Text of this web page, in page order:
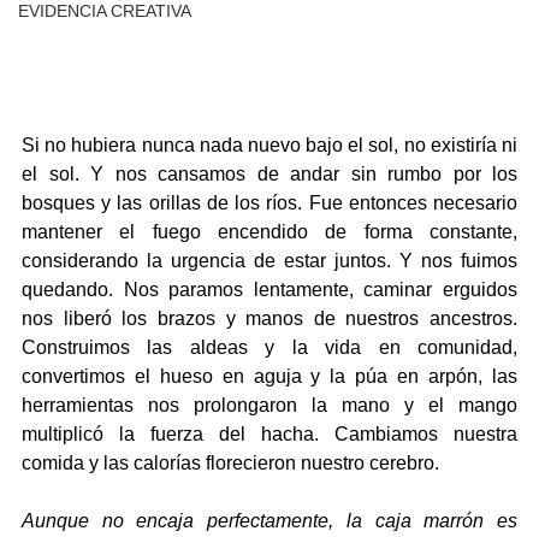
EVIDENCIA CREATIVA
Si no hubiera nunca nada nuevo bajo el sol, no existiría ni
el sol. Y nos cansamos de andar sin rumbo por los
bosques y las orillas de los ríos. Fue entonces necesario
mantener el fuego encendido de forma constante,
considerando la urgencia de estar juntos. Y nos fuimos
quedando. Nos paramos lentamente, caminar erguidos
nos liberó los brazos y manos de nuestros ancestros.
Construimos las aldeas y la vida en comunidad,
convertimos el hueso en aguja y la púa en arpón, las
herramientas nos prolongaron la mano y el mango
multiplicó la fuerza del hacha. Cambiamos nuestra
comida y las calorías florecieron nuestro cerebro.
Aunque no encaja perfectamente, la caja marrón es